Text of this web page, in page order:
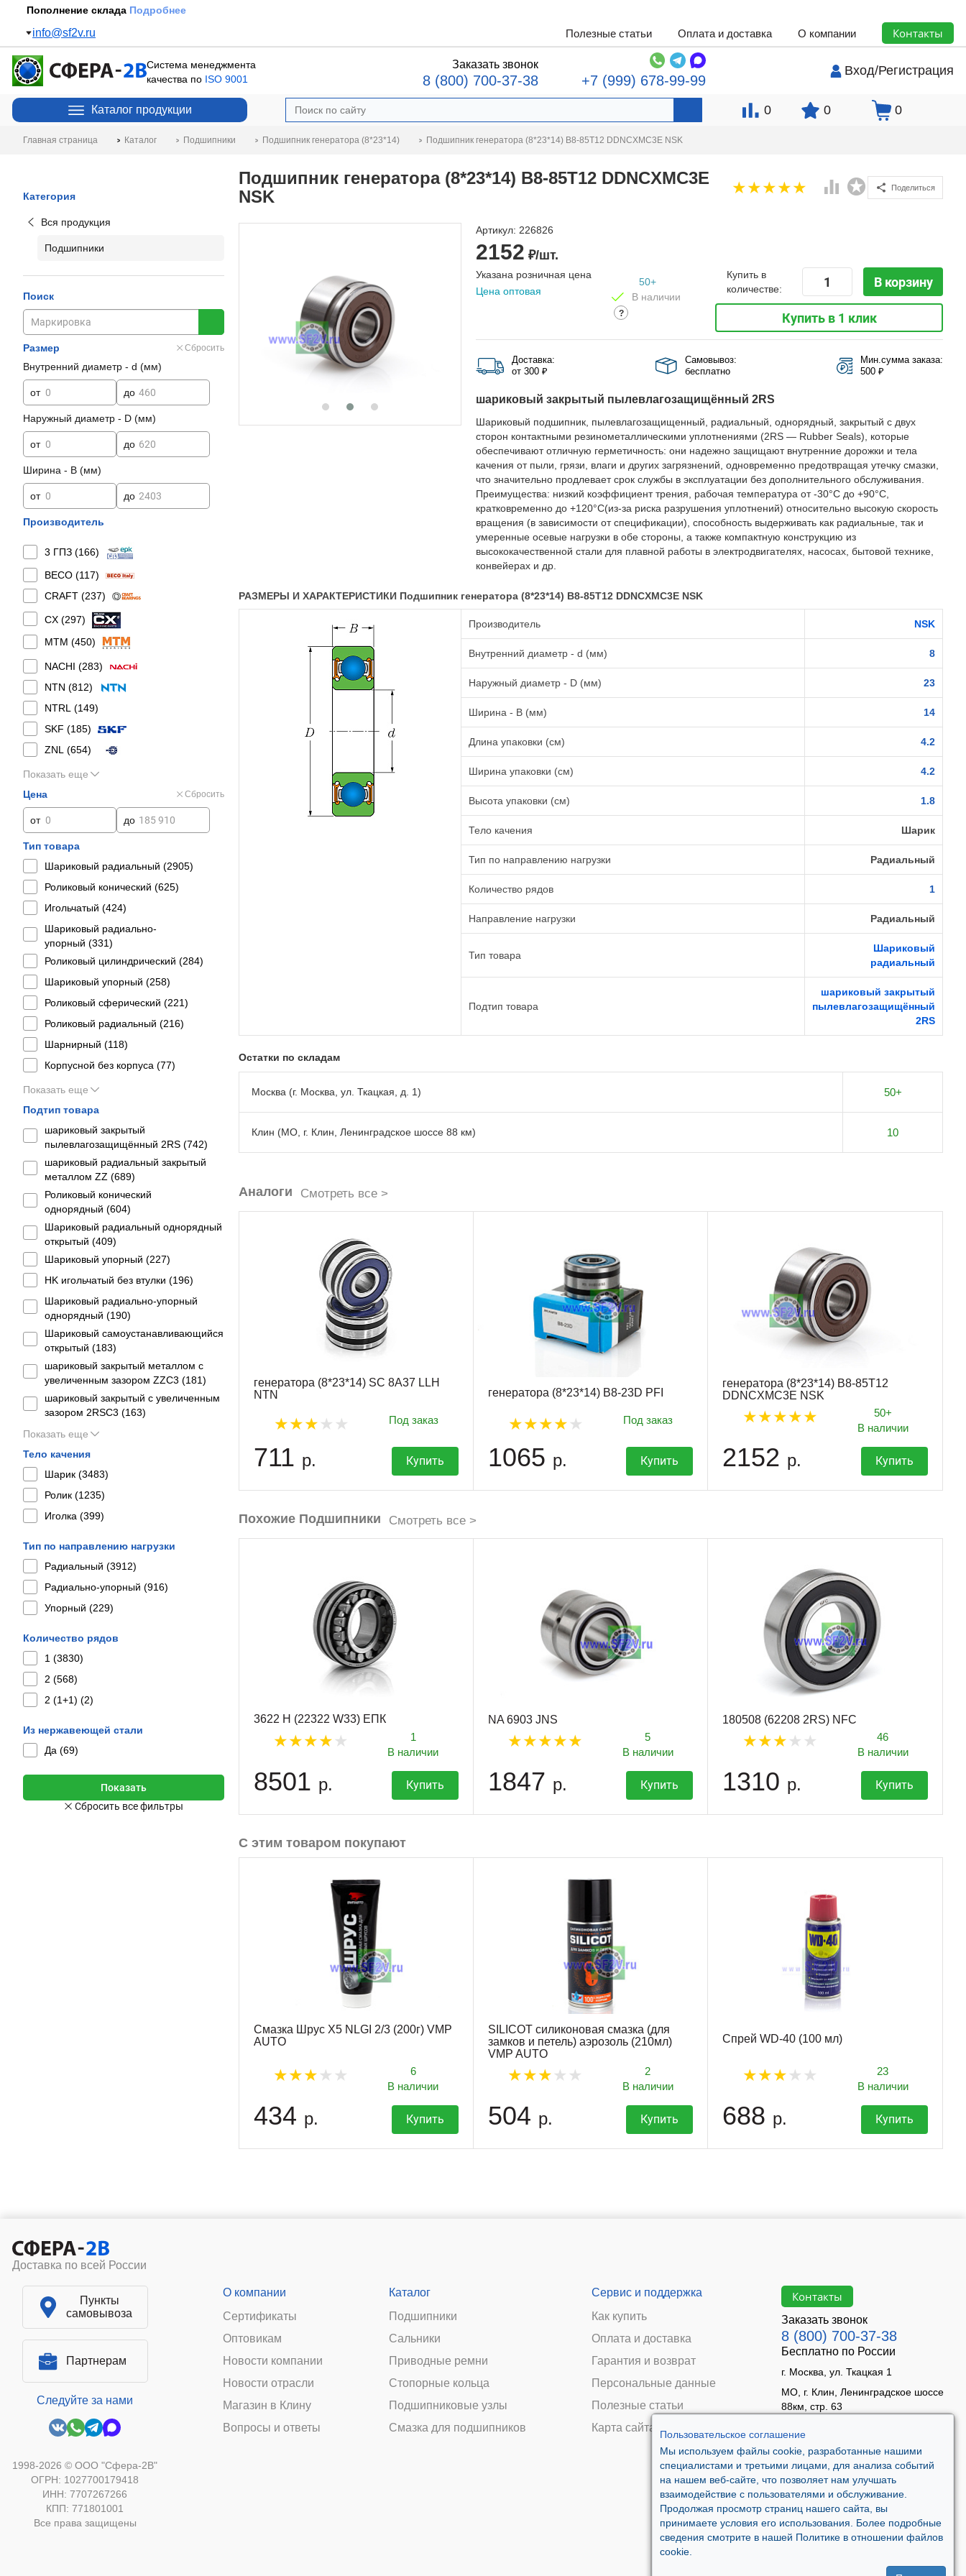
Пользовательское соглашение
Мы используем файлы cookie, разработанные нашими
специалистами и третьими лицами, для анализа событий
на нашем веб-сайте, что позволяет нам улучшать
взаимодействие с пользователями и обслуживание.
Продолжая просмотр страниц нашего сайта, вы
принимаете условия его использования. Более подробные
сведения смотрите в нашей Политике в отношении файлов
cookie.
Пополнение склада Подробнее
info@sf2v.ru Полезные статьи Оплата и доставка О компании Контакты
Система менеджмента
качества по ISO 9001
Заказать звонок
8 (800) 700-37-38 +7 (999) 678-99-99
Вход/Регистрация
Каталог продукции 0 0 0
Главная страница Каталог Подшипники Подшипник генератора (8*23*14) Подшипник генератора (8*23*14) B8-85T12 DDNCXMC3E NSK
Категория
Вся продукция
Подшипники
Поиск
Размер Сбросить
Внутренний диаметр - d (мм)
от до
Наружный диаметр - D (мм)
от до
Ширина - B (мм)
от до
Производитель
3 ГПЗ (166)
BECO (117)
CRAFT (237)
CX (297)
MTM (450)
NACHI (283)
NTN (812)
NTRL (149)
SKF (185)
ZNL (654)
Показать еще
Цена
Сбросить
от до
Тип товара
Шариковый радиальный (2905)
Роликовый конический (625)
Игольчатый (424)
Шариковый радиально-
упорный (331)
Роликовый цилиндрический (284)
Шариковый упорный (258)
Роликовый сферический (221)
Роликовый радиальный (216)
Шарнирный (118)
Корпусной без корпуса (77)
Показать еще
Подтип товара
шариковый закрытый
пылевлагозащищённый 2RS (742)
шариковый радиальный закрытый
металлом ZZ (689)
Роликовый конический
однорядный (604)
Шариковый радиальный однорядный
открытый (409)
Шариковый упорный (227)
HK игольчатый без втулки (196)
Шариковый радиально-упорный
однорядный (190)
Шариковый самоустанавливающийся
открытый (183)
шариковый закрытый металлом с
увеличенным зазором ZZC3 (181)
шариковый закрытый с увеличенным
зазором 2RSС3 (163)
Показать еще
Тело качения
Шарик (3483)
Ролик (1235)
Иголка (399)
Тип по направлению нагрузки
Радиальный (3912)
Радиально-упорный (916)
Упорный (229)
Количество рядов
1 (3830)
2 (568)
2 (1+1) (2)
Из нержавеющей стали
Да (69)
Подшипник генератора (8*23*14) B8-85T12 DDNCXMC3E
NSK
Поделиться
Артикул: 226826
2152 ₽/шт.
Указана розничная цена
Цена оптовая
50+
В наличии
?
Купить в
количестве:
В корзину
Купить в 1 клик
Доставка:
от 300 ₽
Самовывоз:
бесплатно
Мин.сумма заказа:
500 ₽
шариковый закрытый пылевлагозащищённый 2RS
Шариковый подшипник, пылевлагозащищенный, радиальный, однорядный, закрытый с двух
сторон контактными резинометаллическими уплотнениями (2RS — Rubber Seals), которые
обеспечивают отличную герметичность: они надежно защищают внутренние дорожки и тела
качения от пыли, грязи, влаги и других загрязнений, одновременно предотвращая утечку смазки,
что значительно продлевает срок службы в эксплуатации без дополнительного обслуживания.
Преимущества: низкий коэффициент трения, рабочая температура от -30°C до +90°C,
кратковременно до +120°C(из-за риска разрушения уплотнений) относительно высокую скорость
вращения (в зависимости от спецификации), способность выдерживать как радиальные, так и
умеренные осевые нагрузки в обе стороны, а также компактную конструкцию из
высококачественной стали для плавной работы в электродвигателях, насосах, бытовой технике,
конвейерах и др.
РАЗМЕРЫ И ХАРАКТЕРИСТИКИ Подшипник генератора (8*23*14) B8-85T12 DDNCXMC3E NSK
Производитель NSK
Внутренний диаметр - d (мм) 8
Наружный диаметр - D (мм) 23
Ширина - B (мм) 14
Длина упаковки (см) 4.2
Ширина упаковки (см) 4.2
Высота упаковки (см) 1.8
Тело качения Шарик
Тип по направлению нагрузки Радиальный
Количество рядов 1
Направление нагрузки Радиальный
Тип товара
Шариковый
радиальный
Подтип товара
шариковый закрытый
пылевлагозащищённый
2RS
Остатки по складам
Москва (г. Москва, ул. Ткацкая, д. 1) 50+
Клин (МО, г. Клин, Ленинградское шоссе 88 км) 10
Аналоги Смотреть все >
генератора (8*23*14) SC 8A37 LLH
NTN
Под заказ
711 р. Купить
генератора (8*23*14) B8-23D PFI
Под заказ
1065 р. Купить
генератора (8*23*14) B8-85T12
DDNCXMC3E NSK
50+
В наличии
2152 р. Купить
Похожие Подшипники Смотреть все >
3622 Н (22322 W33) ЕПК
1
В наличии
8501 р. Купить
NA 6903 JNS
5
В наличии
1847 р. Купить
180508 (62208 2RS) NFC
46
В наличии
1310 р. Купить
С этим товаром покупают
Смазка Шрус X5 NLGI 2/3 (200г) VMP
AUTO
6
В наличии
434 р. Купить
SILICOT силиконовая смазка (для
замков и петель) аэрозоль (210мл)
VMP AUTO
2
В наличии
504 р. Купить
Спрей WD-40 (100 мл)
23
В наличии
688 р. Купить
Доставка по всей России
Пункты
самовывоза
Партнерам
Следуйте за нами
1998-2026 © ООО "Сфера-2В"
ОГРН: 1027700179418
ИНН: 7707267266
КПП: 771801001
Все права защищены
О компании
Сертификаты
Оптовикам
Новости компании
Новости отрасли
Магазин в Клину
Вопросы и ответы
Каталог
Подшипники
Сальники
Приводные ремни
Стопорные кольца
Подшипниковые узлы
Смазка для подшипников
Сервис и поддержка
Как купить
Оплата и доставка
Гарантия и возврат
Персональные данные
Полезные статьи
Карта сайта
Контакты
Заказать звонок
8 (800) 700-37-38
Бесплатно по России
г. Москва, ул. Ткацкая 1
МО, г. Клин, Ленинградское шоссе
88км, стр. 63
Сб 10:00 - 14:00
Вс - выходной